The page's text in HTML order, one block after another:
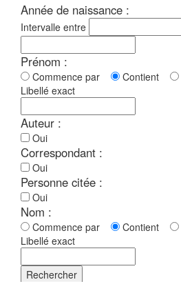
Année de naissance :
Intervalle entre
Prénom :
Commence par Contient
Libellé exact
Auteur :
Oui
Correspondant :
Oui
Personne citée :
Oui
Nom :
Commence par Contient
Libellé exact
Rechercher